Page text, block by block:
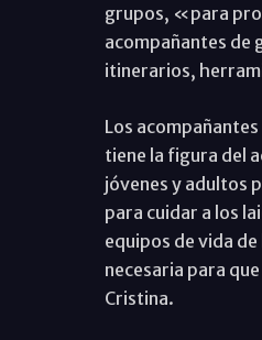
grupos, «para
acompañantes de
itinerarios,
Los
tiene la figura del
jóvenes y adultos
para cuidar a los
equipos de vida
necesaria para
Cristina.